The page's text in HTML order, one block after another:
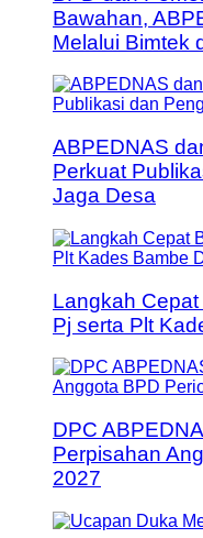
Bawahan,
Melalui Bimtek
ABPEDNAS
Perkuat
Jaga Desa
Langkah
Pj serta Plt
DPC
Perpisahan
2027